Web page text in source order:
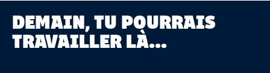
DEMAIN, TU POURRAIS
TRAVAILLER LÀ...